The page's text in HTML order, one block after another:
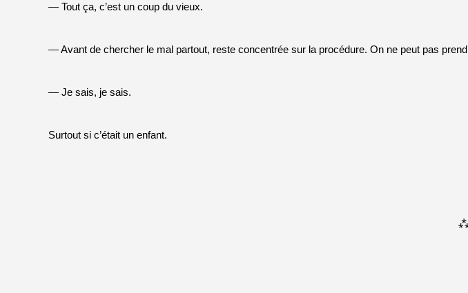
— Tout ça, c’est un coup du vieux.
— Avant de chercher le mal partout, reste concentrée sur la procédure. On ne peut pas
— Je sais, je sais.
Surtout si c’était un enfant.